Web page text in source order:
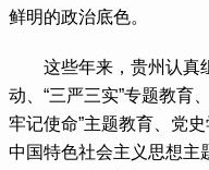
鲜明的政治底色。
这些年来，贵州认真
动、“三严三实”专题教育
牢记使命”主题教育、党
中国特色社会主义思想主